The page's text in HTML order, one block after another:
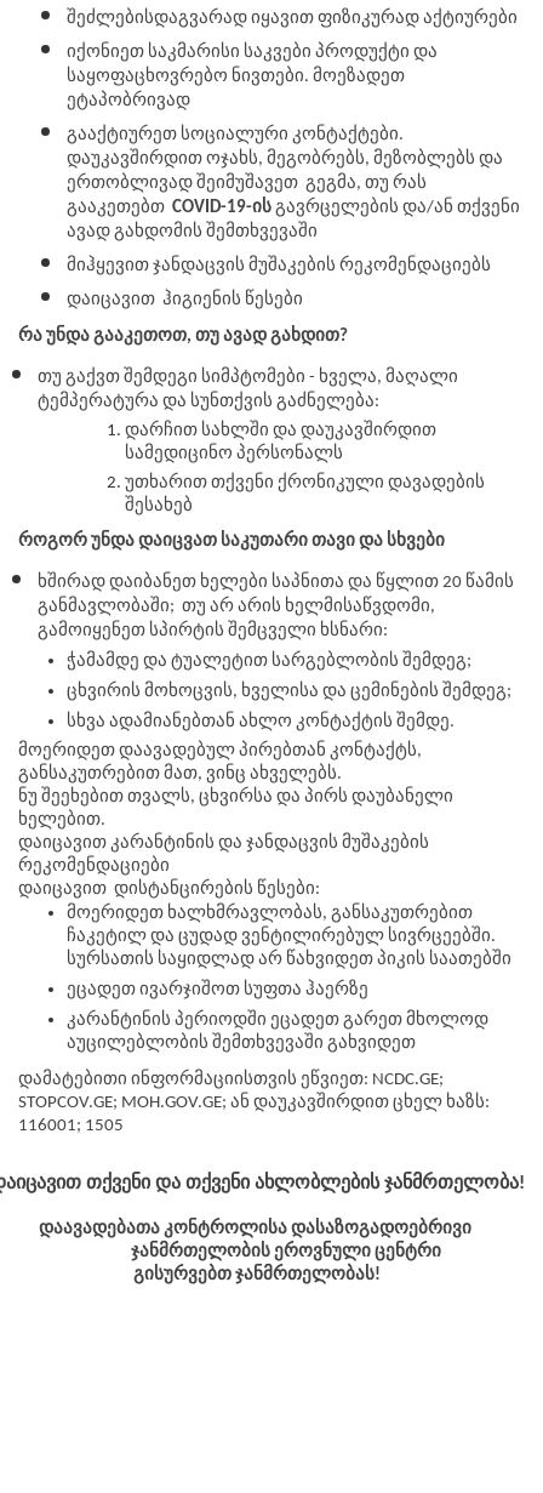
შეძლებისდაგვარად იყავით ფიზიკურად აქტიურები
იქონიეთ საკმარისი საკვები პროდუქტი და
საყოფაცხოვრებო ნივთები. მოეზადეთ
ეტაპობრივად
გააქტიურეთ სოციალური კონტაქტები.
დაუკავშირდით ოჯახს, მეგობრებს, მეზობლებს და
ერთობლივად შეიმუშავეთ  გეგმა, თუ რას
გააკეთებთ COVID-19-ის გავრცელების და/ან თქვენი
ავად გახდომის შემთხვევაში
მიჰყევით ჯანდაცვის მუშაკების რეკომენდაციებს
დაიცავით  ჰიგიენის წესები
რა უნდა გააკეთოთ, თუ ავად გახდით?
თუ გაქვთ შემდეგი სიმპტომები - ხველა, მაღალი
ტემპერატურა და სუნთქვის გაძნელება:
დარჩით სახლში და დაუკავშირდით
სამედიცინო პერსონალს
უთხარით თქვენი ქრონიკული დავადების
შესახებ
როგორ უნდა დაიცვათ საკუთარი თავი და სხვები
ხშირად დაიბანეთ ხელები საპნითა და წყლით 20 წამის
განმავლობაში;  თუ არ არის ხელმისაწვდომი,
გამოიყენეთ სპირტის შემცველი ხსნარი:
ჭამამდე და ტუალეტით სარგებლობის შემდეგ;
ცხვირის მოხოცვის, ხველისა და ცემინების შემდეგ;
სხვა ადამიანებთან ახლო კონტაქტის შემდე.
მოერიდეთ დაავადებულ პირებთან კონტაქტს,
განსაკუთრებით მათ, ვინც ახველებს.
ნუ შეეხებით თვალს, ცხვირსა და პირს დაუბანელი
ხელებით.
დაიცავით კარანტინის და ჯანდაცვის მუშაკების
რეკომენდაციები
დაიცავით  დისტანცირების წესები:
მოერიდეთ ხალხმრავლობას, განსაკუთრებით
ჩაკეტილ და ცუდად ვენტილირებულ სივრცეებში.
სურსათის საყიდლად არ წახვიდეთ პიკის საათებში
ეცადეთ ივარჯიშოთ სუფთა ჰაერზე
კარანტინის პერიოდში ეცადეთ გარეთ მხოლოდ
აუცილებლობის შემთხვევაში გახვიდეთ
დამატებითი ინფორმაციისთვის ეწვიეთ: NCDC.GE;
STOPCOV.GE; MOH.GOV.GE; ან დაუკავშირდით ცხელ ხაზს:
116001; 1505
თქვენი და თქვენი ახლობლების ჯანმრთელობა!
დაავადებათა კონტროლისა დასაზოგადოებრივი
ჯანმრთელობის ეროვნული ცენტრი
გისურვებთ ჯანმრთელობას!